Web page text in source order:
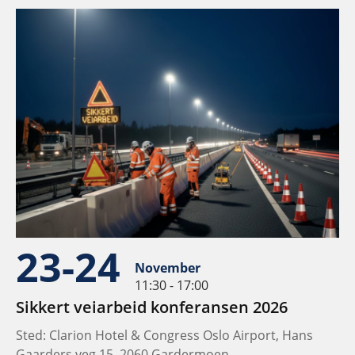
23-24
November
11:30 - 17:00
Sikkert veiarbeid konferansen 2026
Sted: Clarion Hotel & Congress Oslo Airport, Hans